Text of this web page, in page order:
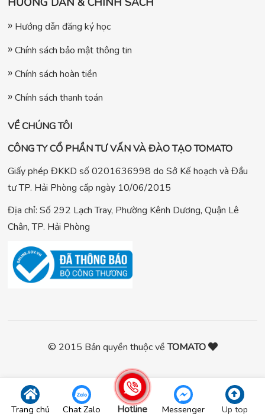
Hướng dẫn đăng ký học
Chính sách bảo mật thông tin
Chính sách hoàn tiền
Chính sách thanh toán
VỀ CHÚNG TÔI
CÔNG TY CỔ PHẦN TƯ VẤN VÀ ĐÀO TẠO TOMATO
Giấy phép ĐKKD số 0201636998 do Sở Kế hoạch và Đầu
tư TP. Hải Phòng cấp ngày 10/06/2015
Địa chỉ: Số 292 Lạch Tray, Phường Kênh Dương, Quận Lê
Chân, TP. Hải Phòng
© 2015 Bản quyền thuộc vềTOMATO
Trang chủ Chat Zalo Hotline Messenger Up top